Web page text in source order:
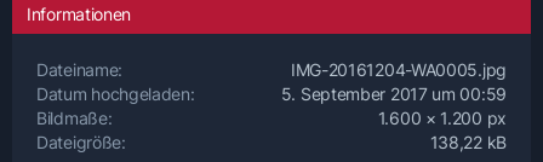
Informationen
Dateiname
IMG-20161204-WA0005.jpg
Datum hochgeladen
5. September 2017 um 00:59
Bildmaße
1.600 × 1.200 px
Dateigröße
138,22 kB